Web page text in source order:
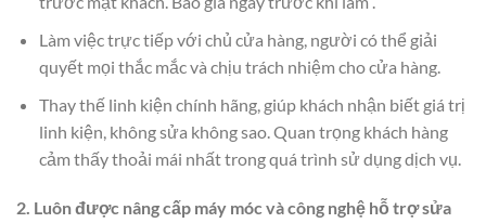
Làm việc trực tiếp với chủ cửa hàng, người có thể giải
quyết mọi thắc mắc và chịu trách nhiệm cho cửa hàng.
Thay thế linh kiện chính hãng, giúp khách nhận biết giá trị
linh kiện, không sửa không sao. Quan trọng khách hàng
cảm thấy thoải mái nhất trong quá trình sử dụng dịch vụ.
2. Luôn được nâng cấp máy móc và công nghệ hỗ trợ sửa